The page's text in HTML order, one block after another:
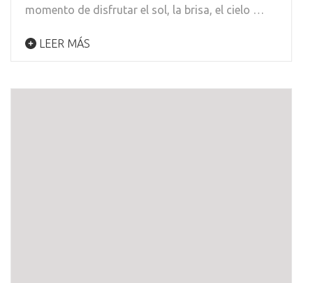
momento de disfrutar el sol, la brisa, el cielo …
LEER MÁS